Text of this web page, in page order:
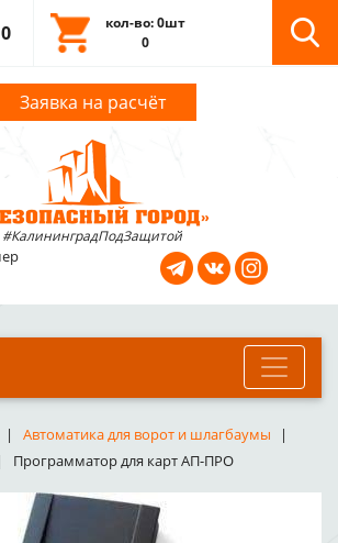
0
кол-во: 0шт
0
Заявка на расчёт
#КалининградПодЗащитой
Автоматика для ворот и шлагбаумы
Программатор для карт АП-ПРО